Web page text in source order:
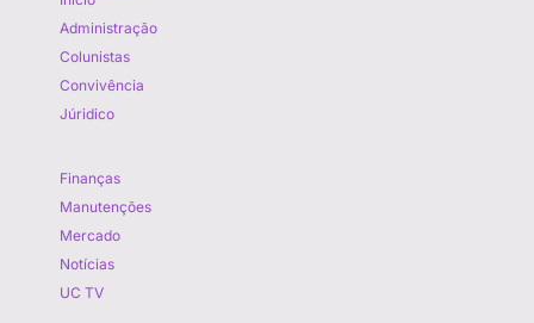
Administração
Colunistas
Convivência
Júridico
Finanças
Manutenções
Mercado
Notícias
UC TV